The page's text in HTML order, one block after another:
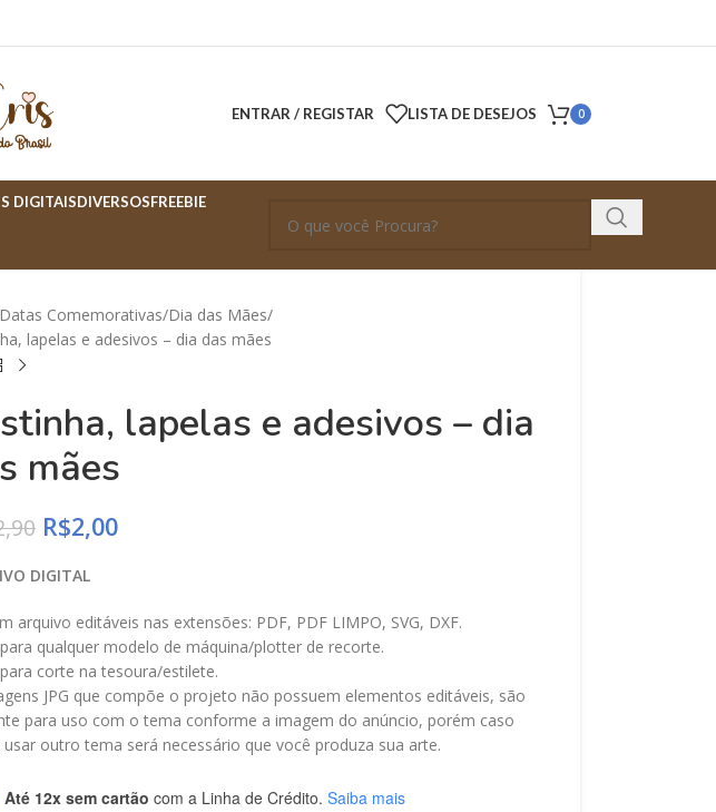
ENTRAR / REGISTAR LISTA DE DESEJOS 0
DIGITAISDIVERSOSFREEBIE
Comemorativas Dia das Mães
lapelas e adesivos – dia das mães
lapelas e adesivos – dia
mães
R$2,00
DIGITAL
arquivo editáveis nas extensões: PDF, PDF LIMPO, SVG, DXF.
qualquer modelo de máquina/plotter de recorte.
corte na tesoura/estilete.
JPG que compõe o projeto não possuem elementos editáveis, são
para uso com o tema conforme a imagem do anúncio, porém caso
usar outro tema será necessário que você produza sua arte.
Até 12x sem cartão com a Linha de Crédito. Saiba mais